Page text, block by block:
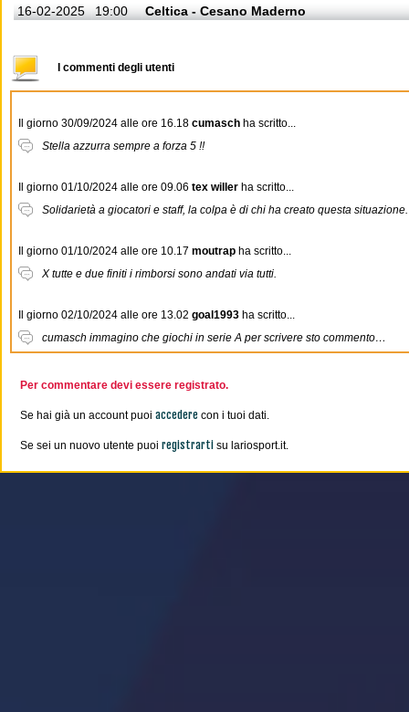
16-02-2025
19:00 Celtica - Cesano Maderno
I commenti degli utenti
Il giorno 30/09/2024 alle ore 16.18 cumasch ha scritto...
Stella azzurra sempre a forza 5 !!
Il giorno 01/10/2024 alle ore 09.06 tex willer ha scritto...
Solidarietà a giocatori e staff, la colpa è di chi ha creato questa
Il giorno 01/10/2024 alle ore 10.17 moutrap ha scritto...
X tutte e due finiti i rimborsi sono andati via tutti.
Il giorno 02/10/2024 alle ore 13.02 goal1993 ha scritto...
cumasch immagino che giochi in serie A per scrivere sto commento…
Per commentare devi essere registrato.
Se hai già un account puoi accedere con i tuoi dati.
Se sei un nuovo utente puoi registrarti su lariosport.it.